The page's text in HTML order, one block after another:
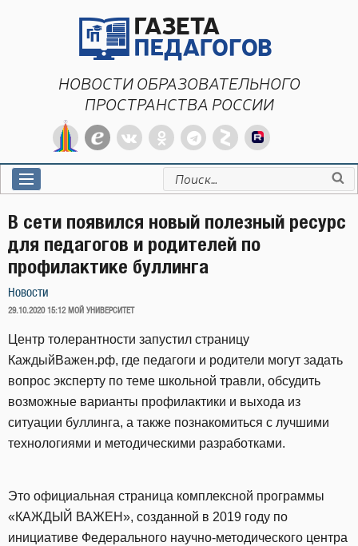
НОВОСТИ ОБРАЗОВАТЕЛЬНОГО
ПРОСТРАНСТВА РОССИИ
Искать:
В сети появился новый полезный ресурс
для педагогов и родителей по
профилактике буллинга
Новости
ОПУБЛИКОВАНО
29.10.2020 15:12 МОЙ УНИВЕРСИТЕТ
Центр толерантности запустил страницу
КаждыйВажен.рф, где педагоги и родители могут задать
вопрос эксперту по теме школьной травли, обсудить
возможные варианты профилактики и выхода из
ситуации буллинга, а также познакомиться с лучшими
технологиями и методическими разработками.
Это официальная страница комплексной программы
«КАЖДЫЙ ВАЖЕН», созданной в 2019 году по
инициативе Федерального научно-методического центра